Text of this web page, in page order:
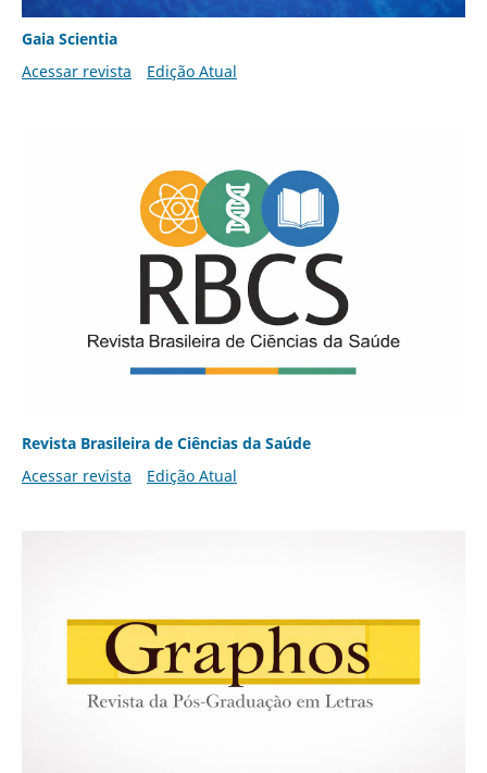
Gaia Scientia
Acessar revista
Edição Atual
Revista Brasileira de Ciências da Saúde
Acessar revista
Edição Atual